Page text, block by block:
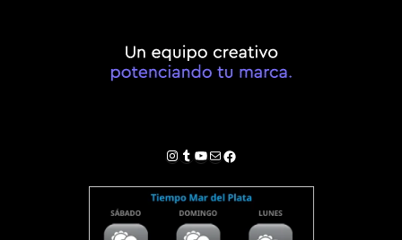
Instagram
Tumblr
YouTube
Correo electrónico
Facebook